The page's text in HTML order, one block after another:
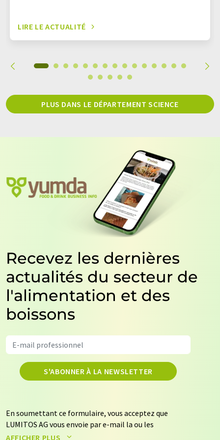
LIRE LE ACTUALITÉ
PLUS DANS LE DÉPARTEMENT SCIENCE
Recevez les dernières
actualités du secteur de
l'alimentation et des
boissons
S'ABONNER À LA NEWSLETTER
En soumettant ce formulaire, vous acceptez que
LUMITOS AG vous envoie par e-mail la ou les
newsletters sélectionnées ci-dessus. Vos données ne
AFFICHER PLUS